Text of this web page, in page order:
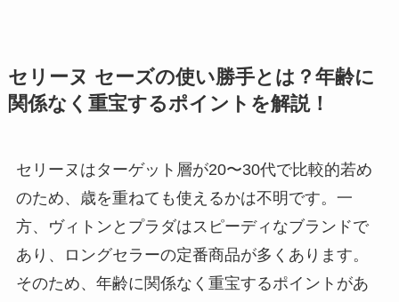
セリーヌ セーズの使い勝手とは？年齢に
関係なく重宝するポイントを解説！
セリーヌはターゲット層が20〜30代で比較的若め
のため、歳を重ねても使えるかは不明です。一
方、ヴィトンとプラダはスピーディなブランドで
あり、ロングセラーの定番商品が多くあります。
そのため、年齢に関係なく重宝するポイントがあ